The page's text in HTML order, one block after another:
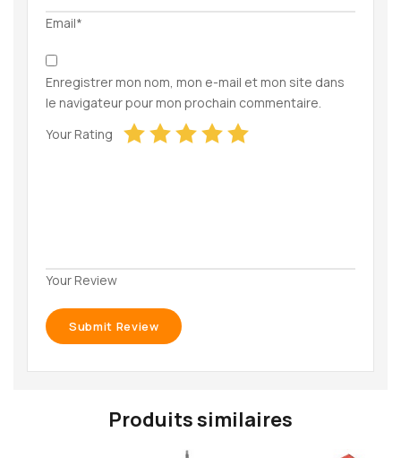
Email*
Enregistrer mon nom, mon e-mail et mon site dans
le navigateur pour mon prochain commentaire.
Your Rating
Your Review
Produits similaires